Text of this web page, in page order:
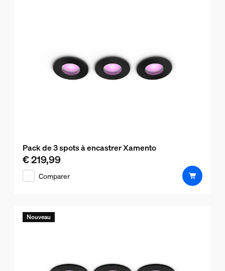
Pack de 3 spots à encastrer Xamento
Le prix actuel est € 219,99
€ 219,99
Comparer
Nouveau